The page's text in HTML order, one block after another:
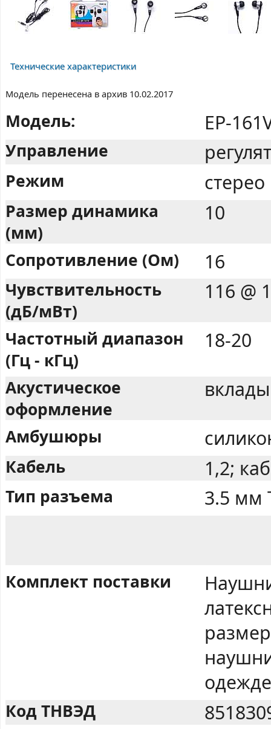
Технические характеристики
Модель перенесена в архив 10.02.2017
Модель: EP-
Управление
Режим стерео
Размер динамика
(мм)
10
Сопротивление (Ом) 16
Чувствительность
(дБ/мВт)
116 @
Частотный диапазон
(Гц - кГц)
18-20
Акустическое
оформление
Амбушюры
Кабель 1,2;
Тип разъема 3.5 мм
Комплект поставки
Код ТНВЭД